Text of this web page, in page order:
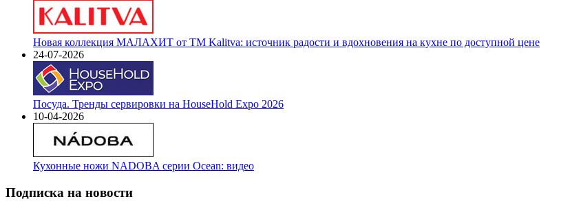
Новая коллекция МАЛАХИТ от ТМ Kalitva: источник радости и вдохновения на кухне по доступной цене
24-07-2026
Посуда. Тренды сервировки на HouseHold Expo 2026
10-04-2026
Кухонные ножи NADOBA серии Ocean: видео
Подписка на новости